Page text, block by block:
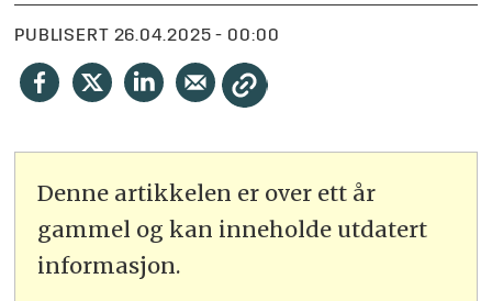
PUBLISERT 26.04.2025 - 00:00
Denne artikkelen er over ett år
gammel og kan inneholde utdatert
informasjon.